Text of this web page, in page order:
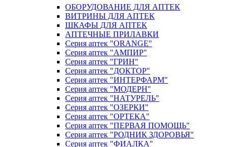
ОБОРУДОВАНИЕ ДЛЯ АПТЕК
ВИТРИНЫ ДЛЯ АПТЕК
ШКАФЫ ДЛЯ АПТЕК
АПТЕЧНЫЕ ПРИЛАВКИ
Серия аптек "ORANGE"
Серия аптек "АМПИР"
Серия аптек "ГРИН"
Серия аптек "ДОКТОР"
Серия аптек "ИНТЕРФАРМ"
Серия аптек "МОДЕРН"
Серия аптек "НАТУРЕЛЬ"
Серия аптек "ОЗЕРКИ"
Серия аптек "ОРТЕКА"
Серия аптек "ПЕРВАЯ ПОМОЩЬ"
Серия аптек "РОДНИК ЗДОРОВЬЯ"
Серия аптек "ФИАЛКА"